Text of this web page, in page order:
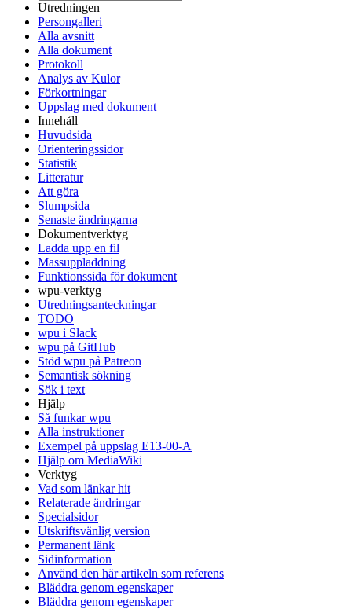
Utredningen
Persongalleri
Alla avsnitt
Alla dokument
Protokoll
Analys av Kulor
Förkortningar
Uppslag med dokument
Innehåll
Huvudsida
Orienteringssidor
Statistik
Litteratur
Att göra
Slumpsida
Senaste ändringarna
Dokumentverktyg
Ladda upp en fil
Massuppladdning
Funktionssida för dokument
wpu-verktyg
Utredningsanteckningar
TODO
wpu i Slack
wpu på GitHub
Stöd wpu på Patreon
Semantisk sökning
Sök i text
Hjälp
Så funkar wpu
Alla instruktioner
Exempel på uppslag E13-00-A
Hjälp om MediaWiki
Verktyg
Vad som länkar hit
Relaterade ändringar
Specialsidor
Utskriftsvänlig version
Permanent länk
Sidinformation
Använd den här artikeln som referens
Bläddra genom egenskaper
Bläddra genom egenskaper